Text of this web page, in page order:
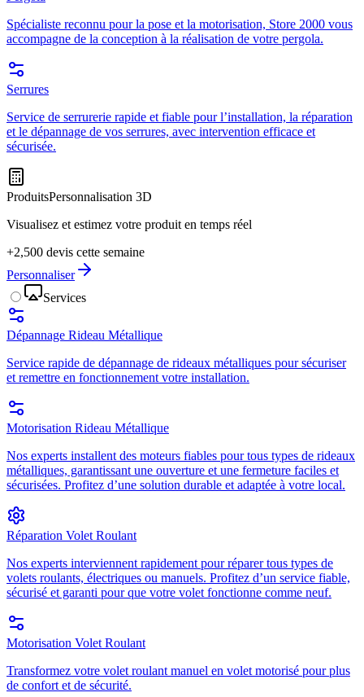
Spécialiste reconnu pour la pose et la motorisation, Store 2000 vous
accompagne de la conception à la réalisation de votre pergola.
Serrures
Service de serrurerie rapide et fiable pour l’installation, la réparation
et le dépannage de vos serrures, avec intervention efficace et
sécurisée.
ProduitsPersonnalisation 3D
Visualisez et estimez votre produit en temps réel
+2,500 devis cette semaine
Personnaliser
Services
Dépannage Rideau Métallique
Service rapide de dépannage de rideaux métalliques pour sécuriser
et remettre en fonctionnement votre installation.
Motorisation Rideau Métallique
Nos experts installent des moteurs fiables pour tous types de rideaux
métalliques, garantissant une ouverture et une fermeture faciles et
sécurisées. Profitez d’une solution durable et adaptée à votre local.
Réparation Volet Roulant
Nos experts interviennent rapidement pour réparer tous types de
volets roulants, électriques ou manuels. Profitez d’un service fiable,
sécurisé et garanti pour que votre volet fonctionne comme neuf.
Motorisation Volet Roulant
Transformez votre volet roulant manuel en volet motorisé pour plus
de confort et de sécurité.